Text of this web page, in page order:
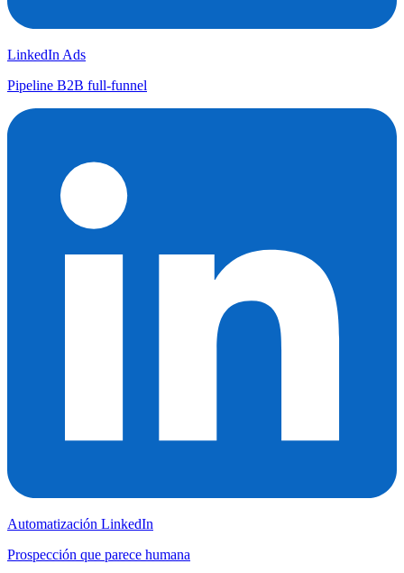
LinkedIn Ads
Pipeline B2B full-funnel
Automatización LinkedIn
Prospección que parece humana